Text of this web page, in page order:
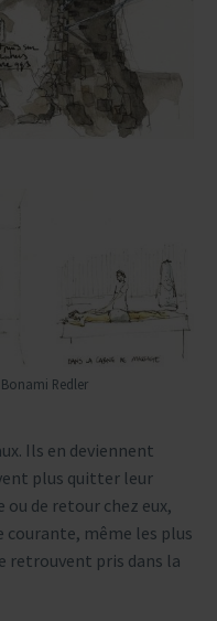
Redler
Ils en deviennent
plus quitter leur
de retour chez eux,
courante, même les plus
retrouvent pris dans la